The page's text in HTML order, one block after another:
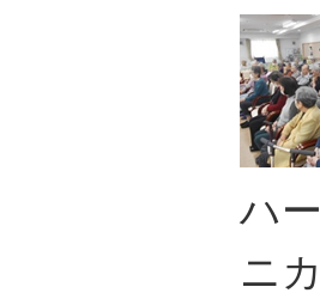
ハ
ニ